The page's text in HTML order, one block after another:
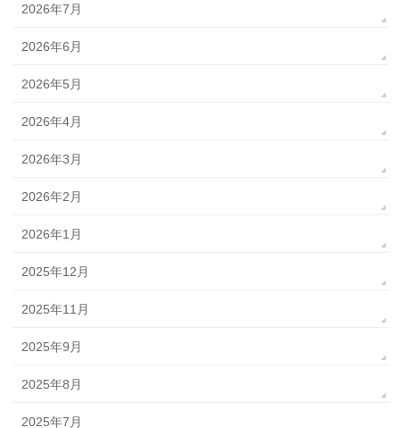
2026年7月
2026年6月
2026年5月
2026年4月
2026年3月
2026年2月
2026年1月
2025年12月
2025年11月
2025年9月
2025年8月
2025年7月